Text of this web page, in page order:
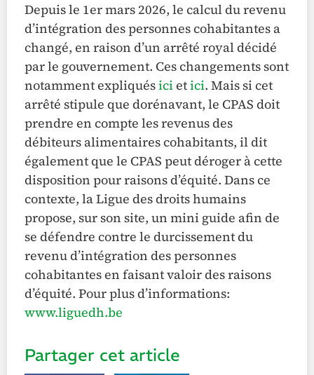
Depuis le 1er mars 2026, le calcul du revenu
d’intégration des personnes cohabitantes a
changé, en raison d’un arrêté royal décidé
par le gouvernement. Ces changements sont
notamment expliquésicietici. Mais si cet
arrêté stipule que dorénavant, le CPAS doit
prendre en compte les revenus des
débiteurs alimentaires cohabitants, il dit
également que le CPAS peut déroger à cette
disposition pour raisons d’équité. Dans ce
contexte, la Ligue des droits humains
propose, sur son site, un mini guide afin de
se défendre contre le durcissement du
revenu d’intégration des personnes
cohabitantes en faisant valoir des raisons
d’équité. Pour plus d’informations:
www.liguedh.be
Partager cet article